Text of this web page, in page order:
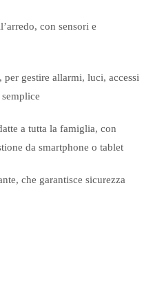
con sensori e
gestire allarmi, luci, accessi
a tutta la famiglia, con
da smartphone o tablet
che garantisce sicurezza